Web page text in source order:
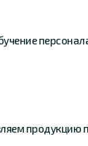
продукцию